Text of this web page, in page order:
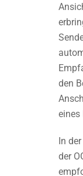
den
eines
In
der